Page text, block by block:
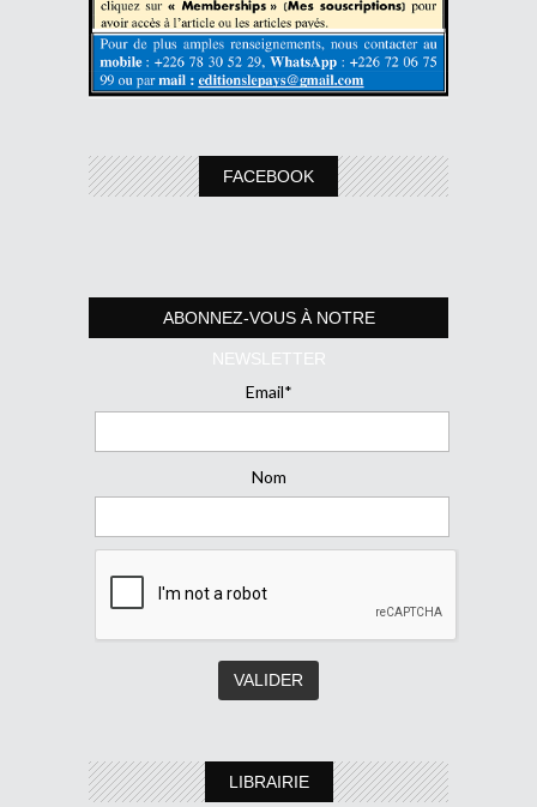
FACEBOOK
ABONNEZ-VOUS À NOTRE
NEWSLETTER
Email*
Nom
LIBRAIRIE